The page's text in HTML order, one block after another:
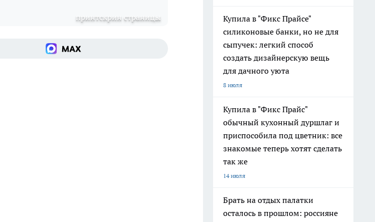
принтскрин страницы
Купила в "Фикс Прайсе"
силиконовые банки, но не для
сыпучек: легкий способ
создать дизайнерскую вещь
для дачного уюта
8 июля
Купила в "Фикс Прайс"
обычный кухонный дуршлаг и
приспособила под цветник: все
знакомые теперь хотят сделать
так же
14 июля
Брать на отдых палатки
осталось в прошлом: россияне